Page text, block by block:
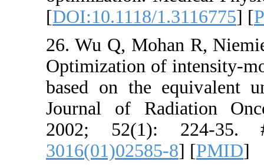
[
26. Wu Q,
based on
Journal
2002;